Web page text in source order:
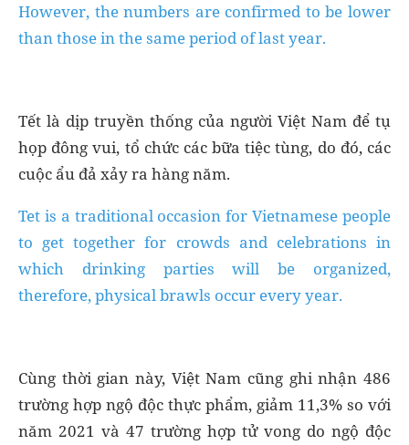
However, the numbers are confirmed to be lower
than those in the same period of last year.
Tết là dịp truyền thống của người Việt Nam để tụ
họp đông vui, tổ chức các bữa tiệc tùng, do đó, các
cuộc ẩu đả xảy ra hàng năm.
Tet is a traditional occasion for Vietnamese people
to get together for crowds and celebrations in
which drinking parties will be organized,
therefore, physical brawls occur every year.
Cùng thời gian này, Việt Nam cũng ghi nhận 486
trường hợp ngộ độc thực phẩm, giảm 11,3% so với
năm 2021 và 47 trường hợp tử vong do ngộ độc